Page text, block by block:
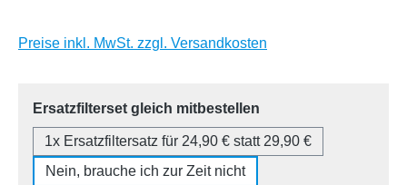
Preise inkl. MwSt. zzgl. Versandkosten
Ersatzfilterset gleich mitbestellen
1x Ersatzfiltersatz für 24,90 € statt 29,90 €
Nein, brauche ich zur Zeit nicht